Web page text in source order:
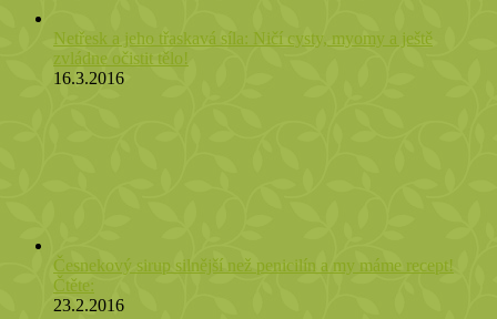
Netřesk a jeho třaskavá síla: Ničí cysty, myomy a ještě
zvládne očistit tělo!
16.3.2016
Česnekový sirup silnější než penicilín a my máme recept!
Čtěte:
23.2.2016